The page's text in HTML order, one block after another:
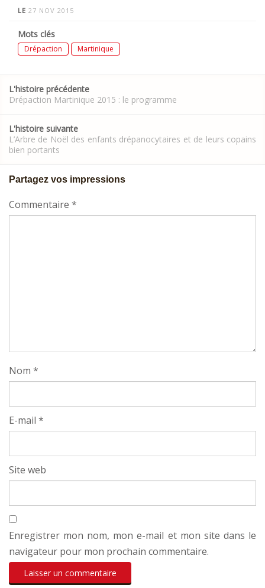
LE 27 NOV 2015
Mots clés
Drépaction Martinique
navigation
L'histoire précédente
Drépaction Martinique 2015 : le programme
L'histoire suivante
L’Arbre de Noël des enfants drépanocytaires et de leurs copains
bien portants
Partagez vos impressions
Commentaire *
Nom *
E-mail *
Site web
Enregistrer mon nom, mon e-mail et mon site dans le
navigateur pour mon prochain commentaire.